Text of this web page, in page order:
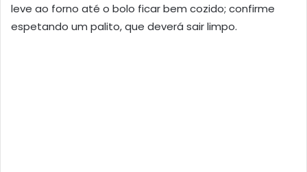
leve ao forno até o bolo ficar bem cozido; confirme
espetando um palito, que deverá sair limpo.